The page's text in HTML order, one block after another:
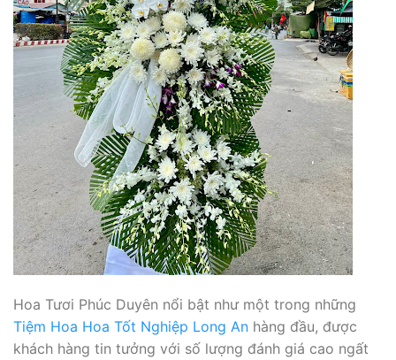
Hoa Tươi Phúc Duyên nổi bật như một trong những
Tiệm Hoa Hoa Tốt Nghiệp Long An hàng đầu, được
khách hàng tin tưởng với số lượng đánh giá cao ngất